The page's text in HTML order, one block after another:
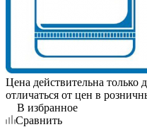
Цена действительна только
отличаться от цен в
В избранное
Сравнить